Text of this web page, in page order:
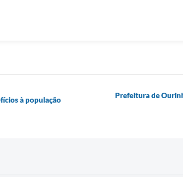
à população
Prefeitura de